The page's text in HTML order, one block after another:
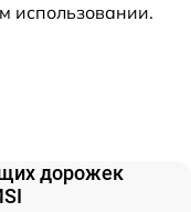
использовании.
дорожек